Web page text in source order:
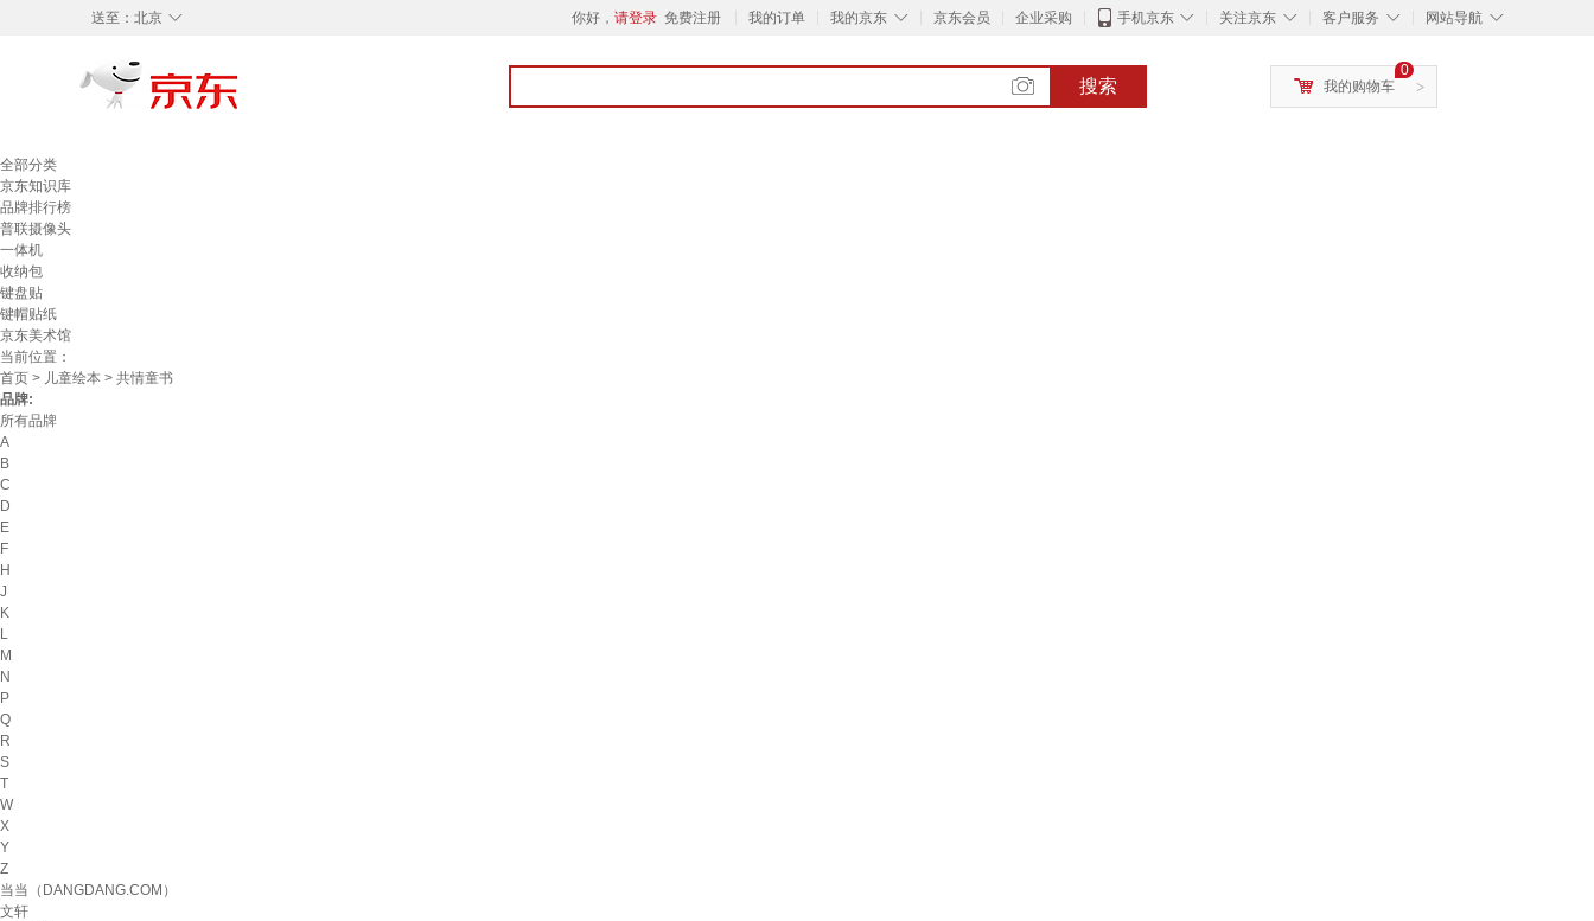
◇
送至： 北京 你好， 请登录 免费注册 我的订单 ◇
我的京东 京东会员 企业采购 ◇
手机京东 ◇
关注京东 ◇
客户服务 ◇
网站导航
搜索 >
0
我的购物车
全部分类
京东知识库
品牌排行榜
普联摄像头
一体机
收纳包
键盘贴
键帽贴纸
京东美术馆
当前位置：
首页 > 儿童绘本 > 共情童书
品牌:
所有品牌
A
B
C
D
E
F
H
J
K
L
M
N
P
Q
R
S
T
W
X
Y
Z
当当（DANGDANG.COM）
文轩